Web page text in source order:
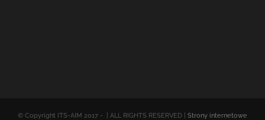
© Copyright ITS-AIM 2017 - | ALL RIGHTS RESERVED | Strony internetowe